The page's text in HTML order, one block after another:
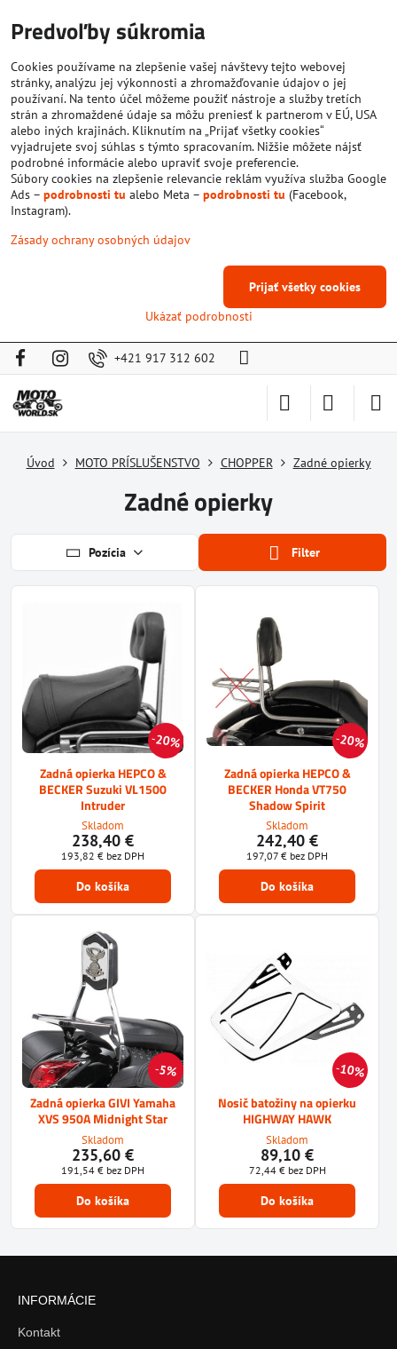
+421 917 312 602
Úvod MOTO PRÍSLUŠENSTVO CHOPPER Zadné opierky
Zadné opierky
Pozícia Filter
20%
Zadná opierka HEPCO &
BECKER Suzuki VL1500
Intruder
Skladom
238,40 €
193,82 € bez DPH
Do košíka
20%
Zadná opierka HEPCO &
BECKER Honda VT750
Shadow Spirit
Skladom
242,40 €
197,07 € bez DPH
Do košíka
5%
Zadná opierka GIVI Yamaha
XVS 950A Midnight Star
Skladom
235,60 €
191,54 € bez DPH
Do košíka
10%
Nosič batožiny na opierku
HIGHWAY HAWK
Skladom
89,10 €
72,44 € bez DPH
Do košíka
INFORMÁCIE
Kontakt
Predvoľby súkromia
Cookies používame na zlepšenie vašej návštevy tejto webovej
stránky, analýzu jej výkonnosti a zhromažďovanie údajov o jej
používaní. Na tento účel môžeme použiť nástroje a služby tretích
strán a zhromaždené údaje sa môžu preniesť k partnerom v EÚ, USA
alebo iných krajinách. Kliknutím na „Prijať všetky cookies“
vyjadrujete svoj súhlas s týmto spracovaním. Nižšie môžete nájsť
podrobné informácie alebo upraviť svoje preferencie.
Súbory cookies na zlepšenie relevancie reklám využíva služba Google
Ads – podrobnosti tu alebo Meta – podrobnosti tu (Facebook,
Instagram).
Zásady ochrany osobných údajov
Ukázať podrobnosti
Prijať všetky cookies